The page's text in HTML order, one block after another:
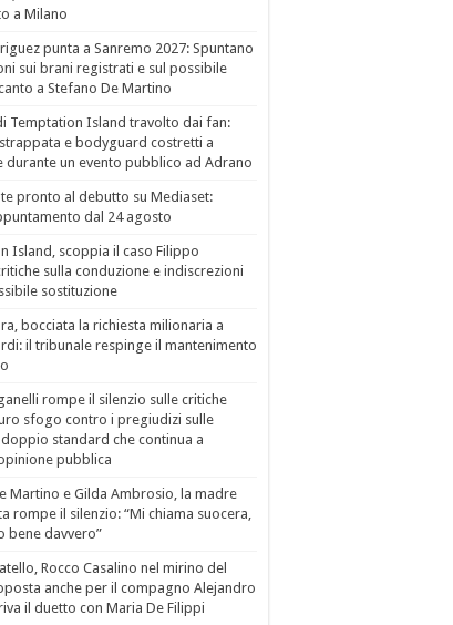
a Milano
punta a Sanremo 2027: Spuntano
sui brani registrati e sul possibile
a Stefano De Martino
Temptation Island travolto dai fan:
e bodyguard costretti a
durante un evento pubblico ad Adrano
pronto al debutto su Mediaset:
dal 24 agosto
Island, scoppia il caso Filippo
sulla conduzione e indiscrezioni
sostituzione
bocciata la richiesta milionaria a
il tribunale respinge il mantenimento
rompe il silenzio sulle critiche
sfogo contro i pregiudizi sulle
standard che continua a
pubblica
Martino e Gilda Ambrosio, la madre
rompe il silenzio: “Mi chiama suocera,
bene davvero”
Rocco Casalino nel mirino del
anche per il compagno Alejandro
il duetto con Maria De Filippi